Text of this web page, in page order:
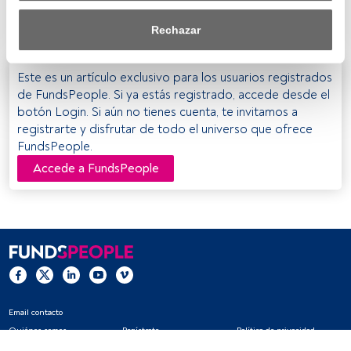
saber más, consulta nuestra política de privacidad.
datos para proporcionar:
Utilizar datos de localización geográfica precisa. Analizar
activamente las características del dispositivo para su
identificación. Almacenar la información en un dispositivo
y/o acceder a ella.
Lista de asociados (proveedores)
Rechazar
deben ser conscientes de la gestión de su exposición al
Este es un artículo exclusivo para los usuarios registrados
de FundsPeople. Si ya estás registrado, accede desde el
botón Login. Si aún no tienes cuenta, te invitamos a
registrarte y disfrutar de todo el universo que ofrece
FundsPeople.
Accede a FundsPeople
Email contacto
Quiénes somos
Regístrate
Política de privacidad